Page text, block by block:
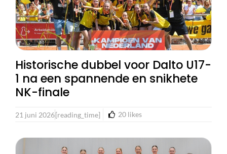
Historische dubbel voor Dalto U17-
1 na een spannende en snikhete
NK-finale
21 juni 2026[reading_time] 20 likes